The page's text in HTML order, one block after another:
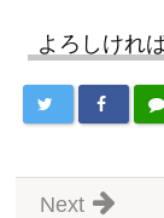
よろしけれ
Next